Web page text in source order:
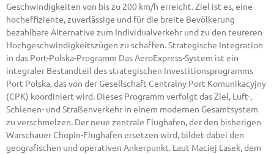
Geschwindigkeiten von bis zu 200 km/h erreicht. Ziel ist es, eine
hocheffiziente, zuverlässige und für die breite Bevölkerung
bezahlbare Alternative zum Individualverkehr und zu den teureren
Hochgeschwindigkeitszügen zu schaffen. Strategische Integration
in das Port-Polska-Programm Das AeroExpress-System ist ein
integraler Bestandteil des strategischen Investitionsprogramms
Port Polska, das von der Gesellschaft Centralny Port Komunikacyjny
(CPK) koordiniert wird. Dieses Programm verfolgt das Ziel, Luft-,
Schienen- und Straßenverkehr in einem modernen Gesamtsystem
zu verschmelzen. Der neue zentrale Flughafen, der den bisherigen
Warschauer Chopin-Flughafen ersetzen wird, bildet dabei den
geografischen und operativen Ankerpunkt. Laut Maciej Lasek, dem